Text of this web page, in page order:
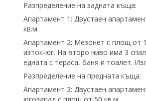
Разпределение на задната къща:
Апартамент 1: Двустаен
кв.м.
Апартамент 2: Мезонет с площ от
изток-юг. На второ ниво има 3
едната с тераса, баня и тоалет.
Разпределение на предната къща:
Апартамент 3: Двустаен